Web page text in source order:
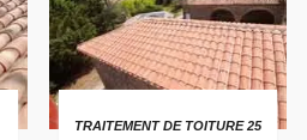
TRAITEMENT DE TOITURE 25